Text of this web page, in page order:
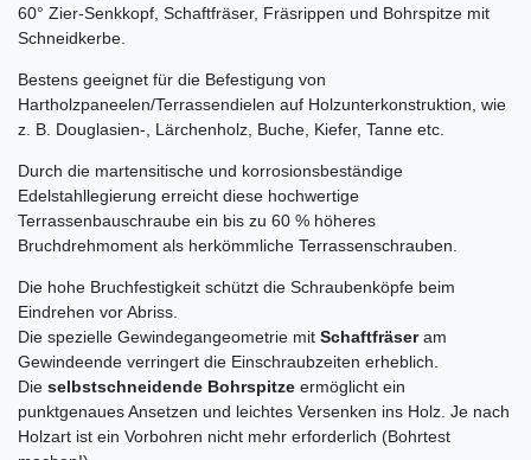
60° Zier-Senkkopf, Schaftfräser, Fräsrippen und Bohrspitze mit
Schneidkerbe.
Bestens geeignet für die Befestigung von
Hartholzpaneelen/Terrassendielen auf Holzunterkonstruktion, wie
z. B. Douglasien-, Lärchenholz, Buche, Kiefer, Tanne etc.
Durch die martensitische und korrosionsbeständige
Edelstahllegierung erreicht diese hochwertige
Terrassenbauschraube ein bis zu 60 % höheres
Bruchdrehmoment als herkömmliche Terrassenschrauben.
Die hohe Bruchfestigkeit schützt die Schraubenköpfe beim
Eindrehen vor Abriss.
Die spezielle Gewindegangeometrie mit Schaftfräseram
Gewindeende verringert die Einschraubzeiten erheblich.
Die selbstschneidende Bohrspitze ermöglicht ein
punktgenaues Ansetzen und leichtes Versenken ins Holz. Je nach
Holzart ist ein Vorbohren nicht mehr erforderlich (Bohrtest